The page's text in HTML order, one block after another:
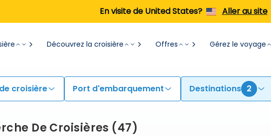
En visite de United States? Aller au site
Découvrez la croisière Offres Gérez le voyage
croisière Port d'embarquement Destinations 2
De Croisières (47)